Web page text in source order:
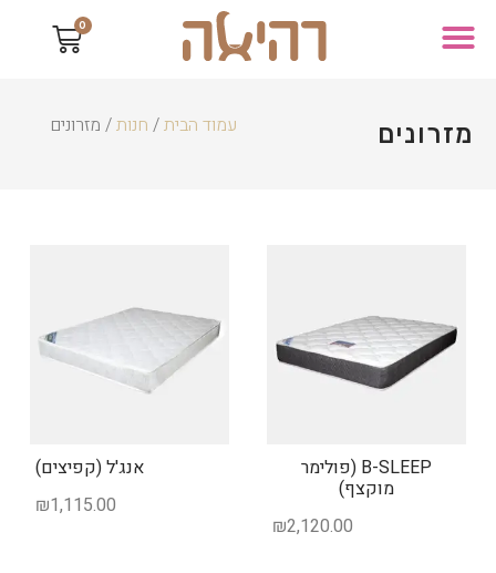
0
מזרונים עמוד הבית/ חנות/ מזרונים
B-SLEEP (פולימר
מוקצף)
₪2,120.00
אנג'ל (קפיצים)
₪1,115.00